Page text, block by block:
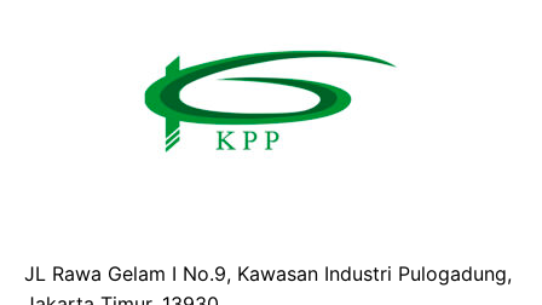
JL Rawa Gelam I No.9, Kawasan Industri Pulogadung,